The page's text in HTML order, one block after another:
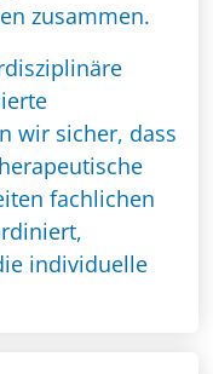
zusammen.
wir sicher, dass
fachlichen
individuelle